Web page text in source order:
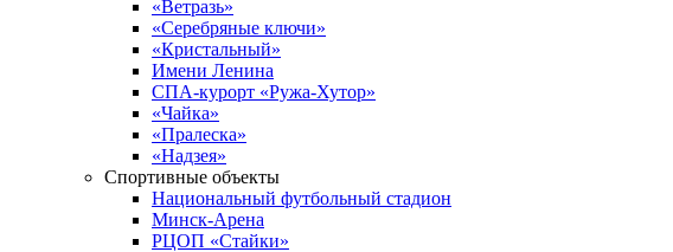
«Ветразь»
«Серебряные ключи»
«Кристальный»
Имени Ленина
СПА-курорт «Ружа-Хутор»
«Чайка»
«Пралеска»
«Надзея»
Спортивные объекты
Национальный футбольный стадион
Минск-Арена
РЦОП «Стайки»